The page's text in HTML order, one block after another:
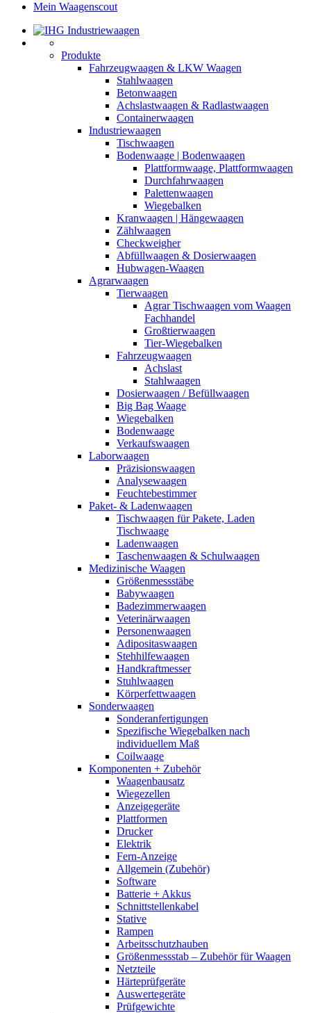
Mein Waagenscout
Produkte
Fahrzeugwaagen & LKW Waagen
Stahlwaagen
Betonwaagen
Achslastwaagen & Radlastwaagen
Containerwaagen
Industriewaagen
Tischwaagen
Bodenwaage | Bodenwaagen
Plattformwaage, Plattformwaagen
Durchfahrwaagen
Palettenwaagen
Wiegebalken
Kranwaagen | Hängewaagen
Zählwaagen
Checkweigher
Abfüllwaagen & Dosierwaagen
Hubwagen-Waagen
Agrarwaagen
Tierwaagen
Agrar Tischwaagen vom Waagen
Fachhandel
Großtierwaagen
Tier-Wiegebalken
Fahrzeugwaagen
Achslast
Stahlwaagen
Dosierwaagen / Befüllwaagen
Big Bag Waage
Wiegebalken
Bodenwaage
Verkaufswaagen
Laborwaagen
Präzisionswaagen
Analysewaagen
Feuchtebestimmer
Paket- & Ladenwaagen
Tischwaagen für Pakete, Laden
Tischwaage
Ladenwaagen
Taschenwaagen & Schulwaagen
Medizinische Waagen
Größenmessstäbe
Babywaagen
Badezimmerwaagen
Veterinärwaagen
Personenwaagen
Adipositaswaagen
Stehhilfewaagen
Handkraftmesser
Stuhlwaagen
Körperfettwaagen
Sonderwaagen
Sonderanfertigungen
Spezifische Wiegebalken nach
individuellem Maß
Coilwaage
Komponenten + Zubehör
Waagenbausatz
Wiegezellen
Anzeigegeräte
Plattformen
Drucker
Elektrik
Fern-Anzeige
Allgemein (Zubehör)
Software
Batterie + Akkus
Schnittstellenkabel
Stative
Rampen
Arbeitsschutzhauben
Größenmessstab – Zubehör für Waagen
Netzteile
Härteprüfgeräte
Auswertegeräte
Prüfgewichte